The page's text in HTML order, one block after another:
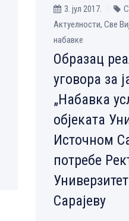
3. јул 2017.
Aктуелности, Све
набавке
Образац
уговора за
„Набавка
објеката
Источном
потребе
Сарајеву